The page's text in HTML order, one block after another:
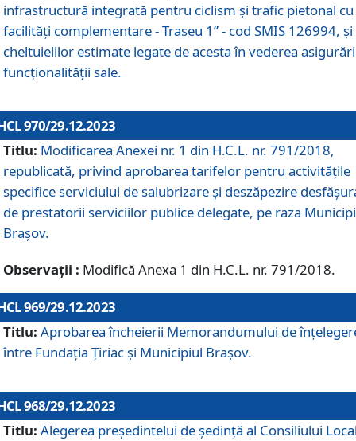
infrastructură integrată pentru ciclism şi trafic pietonal cu
facilităţi complementare - Traseu 1” - cod SMIS 126994, și
cheltuielilor estimate legate de acesta în vederea
funcționalității sale.
970/29.12.2023
Titlu: Modificarea Anexei nr. 1 din H.C.L. nr. 791/2018,
republicată, privind aprobarea tarifelor pentru activitățile
specifice serviciului de salubrizare și deszăpezire
de prestatorii serviciilor publice delegate, pe raza
Brașov.
Observații : Modifică Anexa 1 din H.C.L. nr. 791/2018.
969/29.12.2023
Titlu: Aprobarea încheierii Memorandumului de
între Fundația Țiriac și Municipiul Brașov.
968/29.12.2023
Titlu: Alegerea preşedintelui de şedinţă al Consiliului